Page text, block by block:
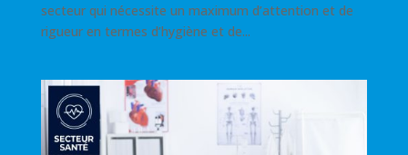
secteur qui nécessite un maximum d’attention et de
rigueur en termes d’hygiène et de...